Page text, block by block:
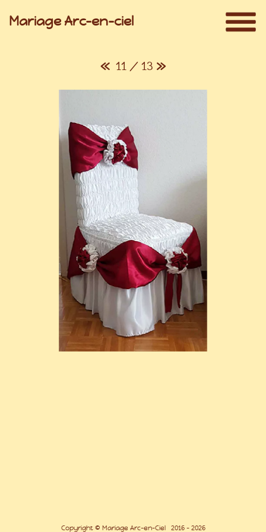
Mariage Arc-en-ciel
« 11 / 13 »
Copyright © Mariage Arc-en-Ciel 2016 - 2026